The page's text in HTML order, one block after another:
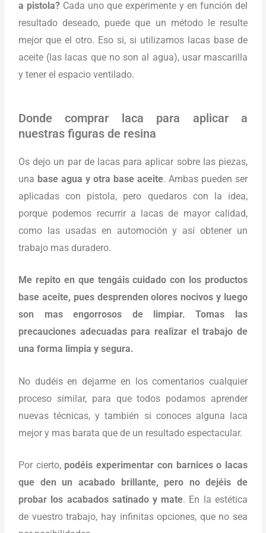
a pistola? Cada uno que experimente y en función del
resultado deseado, puede que un método le resulte
mejor que el otro. Eso si, si utilizamos lacas base de
aceite (las lacas que no son al agua), usar mascarilla
y tener el espacio ventilado.
Donde comprar laca para aplicar a
nuestras figuras de resina
Os dejo un par de lacas para aplicar sobre las piezas,
una base agua y otra base aceite. Ambas pueden ser
aplicadas con pistola, pero quedaros con la idea,
porque podemos recurrir a lacas de mayor calidad,
como las usadas en automoción y así obtener un
trabajo mas duradero.
Me repito en que tengáis cuidado con los productos
base aceite, pues desprenden olores nocivos y luego
son mas engorrosos de limpiar. Tomas las
precauciones adecuadas para realizar el trabajo de
una forma limpia y segura.
No dudéis en dejarme en los comentarios cualquier
proceso similar, para que todos podamos aprender
nuevas técnicas, y también si conoces alguna laca
mejor y mas barata que de un resultado espectacular.
Por cierto, podéis experimentar con barnices o lacas
que den un acabado brillante, pero no dejéis de
probar los acabados satinado y mate. En la estética
de vuestro trabajo, hay infinitas opciones, que no sea